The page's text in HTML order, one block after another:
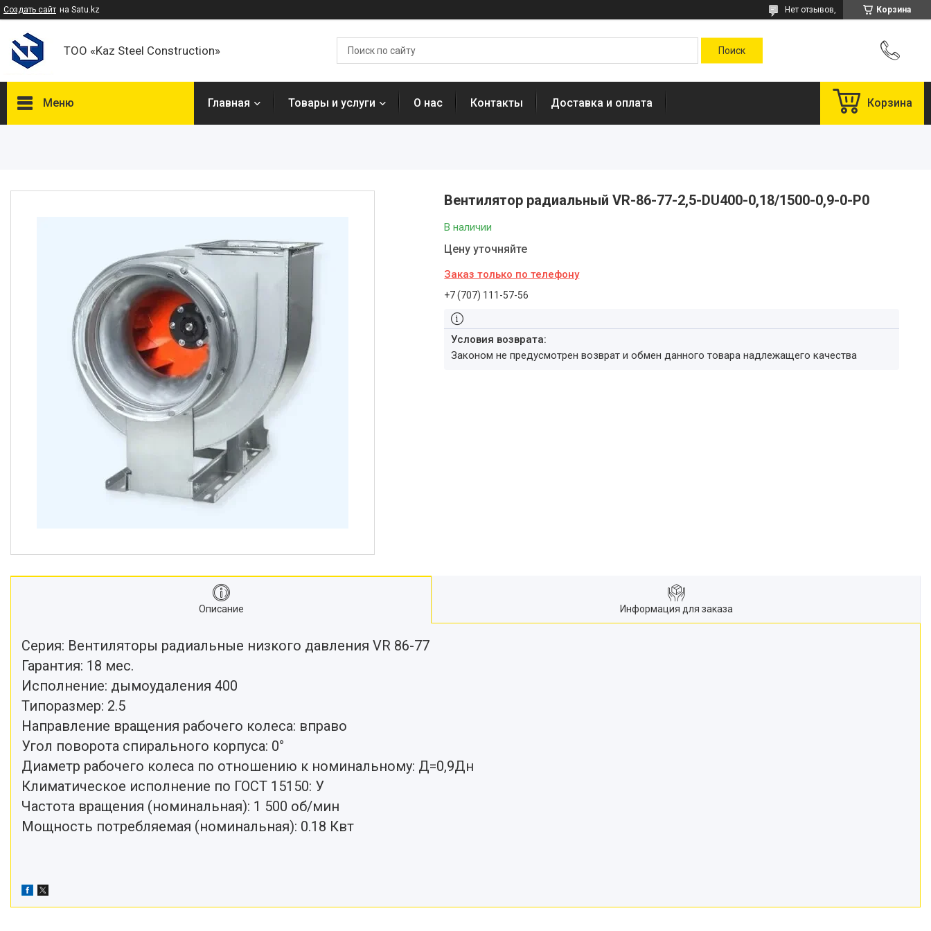
Создать сайт на Satu.kz Корзина
Нет отзывов,
ТОО «Kaz Steel Construction»
Меню Главная Товары и услуги О нас Контакты Доставка и оплата Корзина
Вентилятор радиальный VR-86-77-2,5-DU400-0,18/1500-0,9-0-P0
В наличии
Цену уточняйте
Заказ только по телефону
+7 (707) 111-57-56
Законом не предусмотрен возврат и обмен данного товара надлежащего качества
Описание Информация для заказа
Серия: Вентиляторы радиальные низкого давления VR 86-77
Гарантия: 18 мес.
Исполнение: дымоудаления 400
Типоразмер: 2.5
Направление вращения рабочего колеса: вправо
Угол поворота спирального корпуса: 0°
Диаметр рабочего колеса по отношению к номинальному: Д=0,9Дн
Климатическое исполнение по ГОСТ 15150: У
Частота вращения (номинальная): 1 500 об/мин
Мощность потребляемая (номинальная): 0.18 Квт